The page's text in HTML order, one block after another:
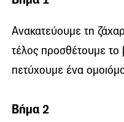
Ανακατεύουμε τη
τέλος προσθέτουμε
πετύχουμε ένα
Βήμα 2